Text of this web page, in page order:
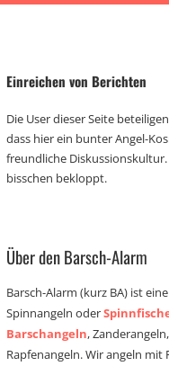
Einreichen von Berichten
Die User dieser Seite
dass hier ein bunter Angel-
freundliche
bisschen bekloppt.
Über den Barsch-Alarm
Barsch-Alarm (kurz BA) ist
Spinnangeln oder
Barschangeln,
Rapfenangeln. Wir angeln